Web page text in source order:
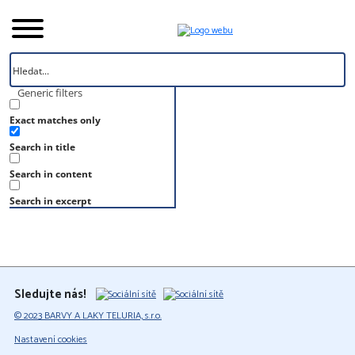
Generic filters
Exact matches only
Search in title
Search in content
Search in excerpt
Úvod
Vzorník
RAL 340 20 25
RAL 340 20 25
Sledujte nás!
© 2023 BARVY A LAKY TELURIA, s.r.o.
Nastavení cookies